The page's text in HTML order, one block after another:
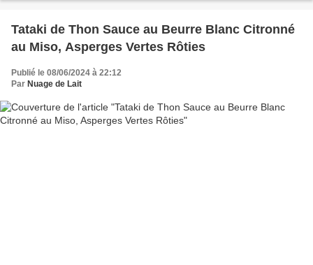
Tataki de Thon Sauce au Beurre Blanc Citronné
au Miso, Asperges Vertes Rôties
Publié le 08/06/2024 à 22:12
Par Nuage de Lait